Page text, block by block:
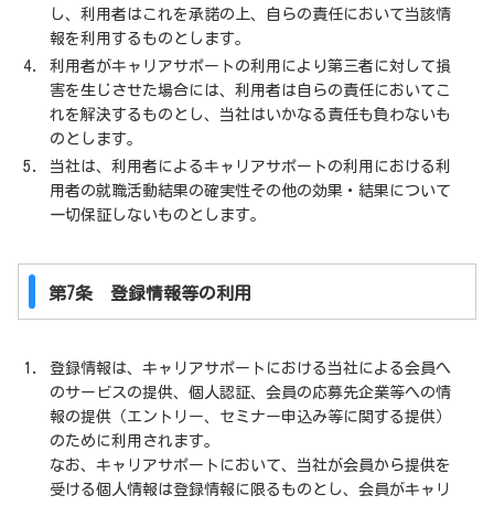
し、利用者はこれを承諾の上、自らの責任において当該情
報を利用するものとします。
利用者がキャリアサポートの利用により第三者に対して損
害を生じさせた場合には、利用者は自らの責任においてこ
れを解決するものとし、当社はいかなる責任も負わないも
のとします。
当社は、利用者によるキャリアサポートの利用における利
用者の就職活動結果の確実性その他の効果・結果について
一切保証しないものとします。
第7条 登録情報等の利用
登録情報は、キャリアサポートにおける当社による会員へ
のサービスの提供、個人認証、会員の応募先企業等への情
報の提供（エントリー、セミナー申込み等に関する提供）
のために利用されます。
なお、キャリアサポートにおいて、当社が会員から提供を
受ける個人情報は登録情報に限るものとし、会員がキャリ